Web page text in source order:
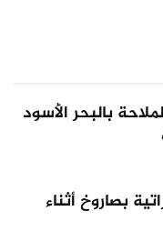
بالبحر الأسود
بصاروخ أثناء